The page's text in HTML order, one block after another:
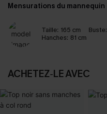
Mensurations du mannequin
Taille: 165 cm Buste:
Hanches: 81 cm
ACHETEZ‑LE AVEC